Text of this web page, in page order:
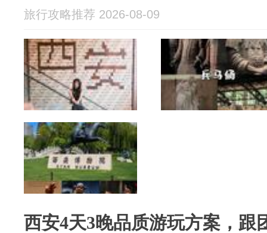
旅行攻略推荐 2026-08-09
西安4天3晚品质游玩方案，跟